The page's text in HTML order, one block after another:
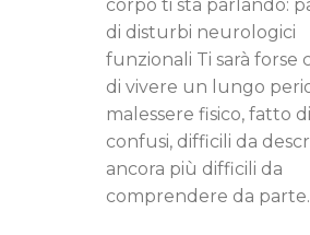
corpo ti sta parlando:
di disturbi neurologici
funzionali Ti sarà forse
di vivere un lungo
malessere fisico, fatto
confusi, difficili da
ancora più difficili da
comprendere da